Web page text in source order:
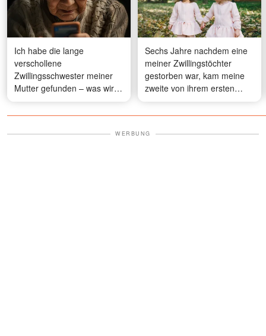
Ich habe die lange
verschollene
Zwillingsschwester meiner
Mutter gefunden – was wir
danach erfuhren, hat uns
das Herz gebrochen
Sechs Jahre nachdem eine
meiner Zwillingstöchter
gestorben war, kam meine
zweite von ihrem ersten
Schultag und sagte: „Pack
noch eine Lunchbox für
WERBUNG